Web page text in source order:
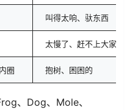
叫得太响、驮东西
太慢了、赶不上大家
圈 抱树、困困的
、Dog、Mole、